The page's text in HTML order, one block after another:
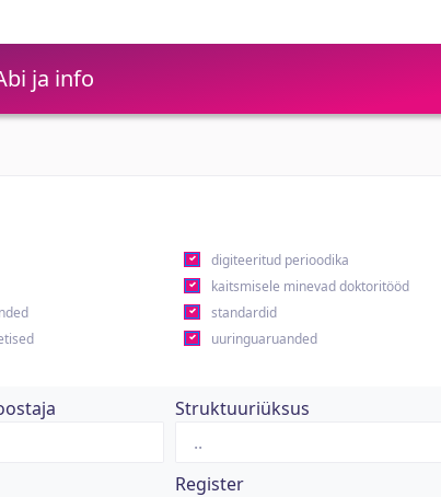
ja info
digiteeritud perioodika
kaitsmisele minevad doktoritööd
standardid
uuringuaruanded
Struktuuriüksus
Register